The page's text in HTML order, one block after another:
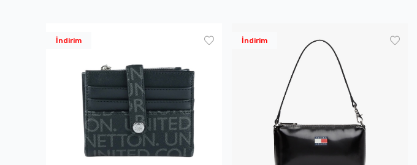
İndirim İndirim